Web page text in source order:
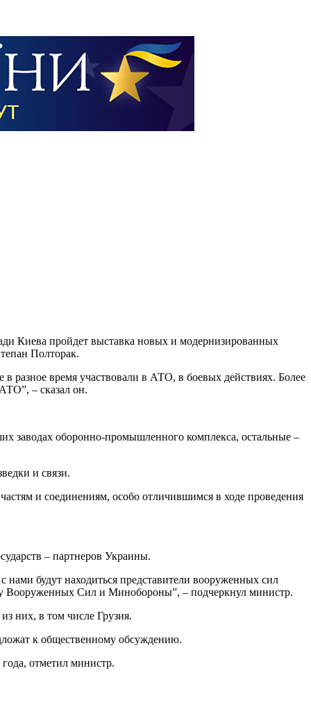
Киева пройдет выставка новых и модернизированных
Полторак.
разное время участвовали в АТО, в боевых действиях. Более
– сказал он.
заводах оборонно-промышленного комплекса, остальные –
и связи.
и соединениям, особо отличившимся в ходе проведения
– партнеров Украины.
будут находиться представители вооруженных сил
Вооруженных Сил и Минобороны”, – подчеркнул министр.
них, в том числе Грузия.
к общественному обсуждению.
отметил министр.